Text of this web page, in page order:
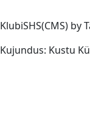
KlubiSHS(CMS) by
Kujundus: Kustu